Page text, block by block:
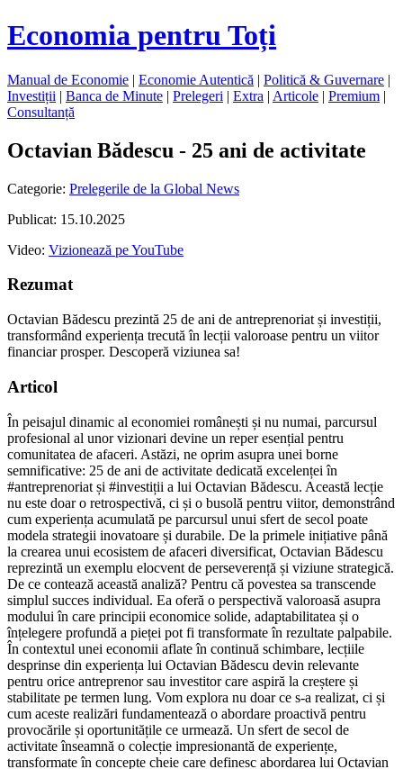
Economia pentru Toți
Manual de Economie | Economie Autentică | Politică & Guvernare |
Investiții | Banca de Minute | Prelegeri | Extra | Articole | Premium |
Consultanță
Octavian Bădescu - 25 ani de activitate
Categorie: Prelegerile de la Global News
Publicat: 15.10.2025
Video: Vizionează pe YouTube
Rezumat
Octavian Bădescu prezintă 25 de ani de antreprenoriat și investiții,
transformând experiența trecută în lecții valoroase pentru un viitor
financiar prosper. Descoperă viziunea sa!
Articol
În peisajul dinamic al economiei românești și nu numai, parcursul
profesional al unor vizionari devine un reper esențial pentru
comunitatea de afaceri. Astăzi, ne oprim asupra unei borne
semnificative: 25 de ani de activitate dedicată excelenței în
#antreprenoriat și #investiții a lui Octavian Bădescu. Această lecție
nu este doar o retrospectivă, ci și o busolă pentru viitor, demonstrând
cum experiența acumulată pe parcursul unui sfert de secol poate
modela strategii inovatoare și durabile. De la primele inițiative până
la crearea unui ecosistem de afaceri diversificat, Octavian Bădescu
reprezintă un exemplu elocvent de perseverență și viziune strategică.
De ce contează această analiză? Pentru că povestea sa transcende
simplul succes individual. Ea oferă o perspectivă valoroasă asupra
modului în care principii economice solide, adaptabilitatea și o
înțelegere profundă a pieței pot fi transformate în rezultate palpabile.
În contextul unei economii aflate în continuă schimbare, lecțiile
desprinse din experiența lui Octavian Bădescu devin relevante
pentru orice antreprenor sau investitor care aspiră la creștere și
stabilitate pe termen lung. Vom explora nu doar ce s-a realizat, ci și
cum aceste realizări fundamentează o abordare proactivă pentru
provocările și oportunitățile ce urmează. Un sfert de secol de
activitate înseamnă o colecție impresionantă de experiențe,
transformate în concepte cheie care definesc abordarea lui Octavian